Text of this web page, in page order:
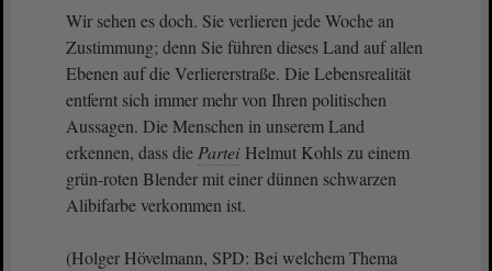
Wir sehen es doch. Sie verlieren jede Woche an
Zustimmung; denn Sie führen dieses Land auf allen
Ebenen auf die Verliererstraße. Die Lebensrealität
entfernt sich immer mehr von Ihren politischen
Aussagen. Die Menschen in unserem Land
erkennen, dass die Partei Helmut Kohls zu einem
grün-roten Blender mit einer dünnen schwarzen
Alibifarbe verkommen ist.
(Holger Hövelmann, SPD: Bei welchem Thema